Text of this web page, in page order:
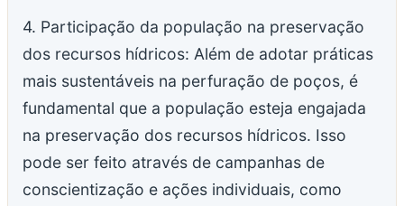
4. Participação da população na preservação
dos recursos hídricos: Além de adotar práticas
mais sustentáveis na perfuração de poços, é
fundamental que a população esteja engajada
na preservação dos recursos hídricos. Isso
pode ser feito através de campanhas de
conscientização e ações individuais, como